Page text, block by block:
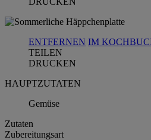
ENTFERNEN IM
TEILEN
DRUCKEN
HAUPTZUTATEN
Gemüse
Zutaten
Zubereitungsart